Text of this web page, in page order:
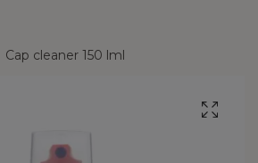
Cap cleaner 150 lml